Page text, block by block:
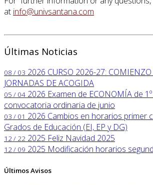
at info@univsantana.com
Últimas Noticias
08 / 03 2026 CURSO 2026-27: COMIENZO
JORNADAS DE ACOGIDA
05 / 04 2026 Examen de ECONOMÍA de
convocatoria ordinaria de junio
03 / 01 2026 Cambios en horarios primer
Grados de Educación (EI, EP y DG)
12 / 22 2025 Feliz Navidad 2025
12 / 09 2025 Modificación horarios
Últimos Avisos